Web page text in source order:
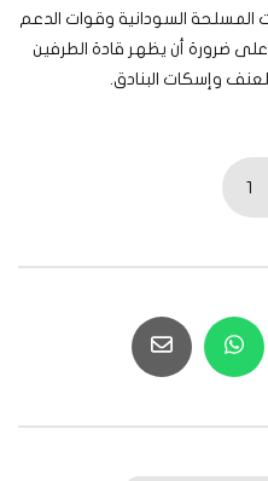
المسلحة السودانية وقوات الدعم
ضرورة أن يظهر قادة الطرفين
وإسكات البنادق.
1